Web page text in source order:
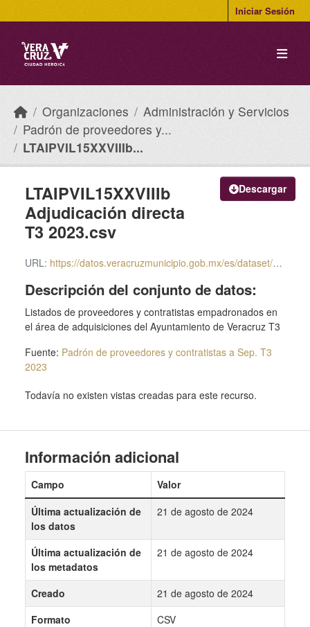
Iniciar Sesión
Organizaciones
Administración y Servicios
Padrón de proveedores y...
LTAIPVIL15XXVIIIb...
Descargar
LTAIPVIL15XXVIIIb
Adjudicación directa
T3 2023.csv
URL: https://datos.veracruzmunicipio.gob.mx/es/dataset/0a4c0936-e780-492e-9909-d5a2baac6846/resource/a0b97a07-7574-4a99-9407-21c2b0a997fe/download/ltaipvil15xxviiib-adjudicacion-directa-t3-2023.csv
Descripción del conjunto de datos:
Listados de proveedores y contratistas empadronados en
el área de adquisiciones del Ayuntamiento de Veracruz T3
Fuente: Padrón de proveedores y contratistas a Sep. T3
2023
Todavía no existen vistas creadas para este recurso.
Información adicional
Campo
Valor
Última actualización de
los datos
21 de agosto de 2024
Última actualización de
los metadatos
21 de agosto de 2024
Creado
21 de agosto de 2024
Formato
CSV